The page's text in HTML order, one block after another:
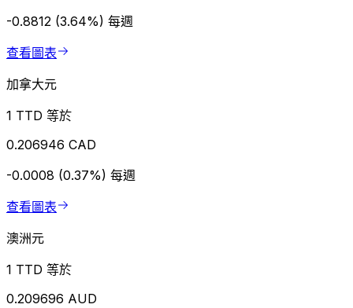
-0.8812 (3.64%) 每週
查看圖表
加拿大元
1 TTD 等於
0.206946 CAD
-0.0008 (0.37%) 每週
查看圖表
澳洲元
1 TTD 等於
0.209696 AUD